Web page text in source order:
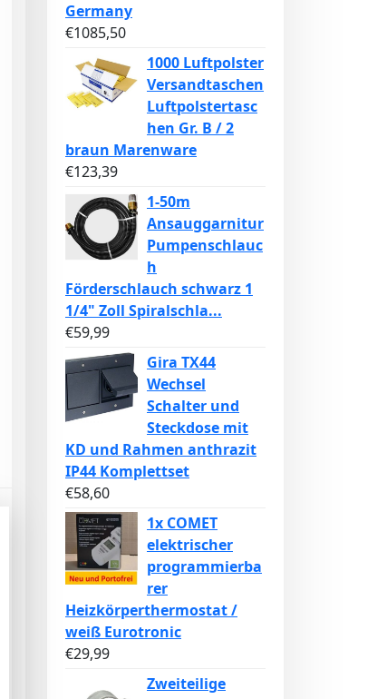
Germany
€1085,50
1000 Luftpolster
Versandtaschen
Luftpolstertasc
hen Gr. B / 2
braun Marenware
€123,39
1-50m
Ansauggarnitur
Pumpenschlauc
h
Förderschlauch schwarz 1
1/4" Zoll Spiralschla...
€59,99
Gira TX44
Wechsel
Schalter und
Steckdose mit
KD und Rahmen anthrazit
IP44 Komplettset
€58,60
1x COMET
elektrischer
programmierba
rer
Heizkörperthermostat /
weiß Eurotronic
€29,99
Zweiteilige